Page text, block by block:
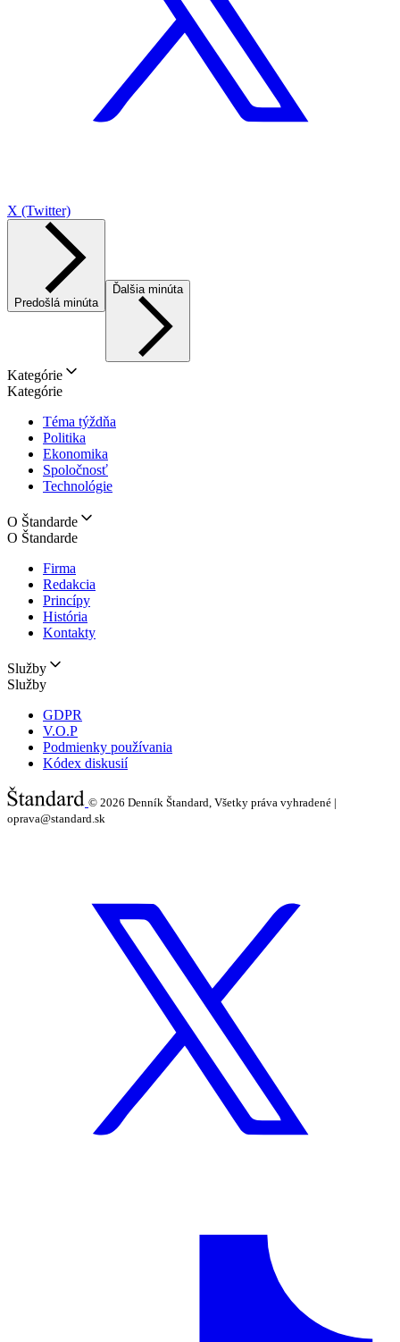
X (Twitter)
Predošlá minúta
Ďalšia minúta
Kategórie
Kategórie
Téma týždňa
Politika
Ekonomika
Spoločnosť
Technológie
O Štandarde
O Štandarde
Firma
Redakcia
Princípy
História
Kontakty
Služby
Služby
GDPR
V.O.P
Podmienky používania
Kódex diskusií
© 2026 Denník Štandard, Všetky práva vyhradené |
oprava@standard.sk